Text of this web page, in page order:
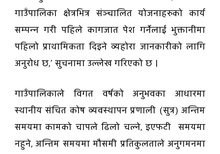
गाउँपालिका क्षेत्रभित्र संञ्चालित योजनाहरुको कार्य
सम्पन्न गरी पहिले कागजात पेश गर्नेलाई भुक्तानीमा
पहिलो प्राथामिकता दिइने व्यहोरा जानकारीको लागि
अनुरोध छ,’ सुचनामा उल्लेख गरिएको छ ।
गाउँपालिकाले विगत वर्षको अनुभवका आधारमा
स्थानीय संचित कोष व्यवस्थापन प्रणाली (सुत्र) अन्तिम
समयमा कामको चापले ढिलो चल्ने, इएफटी समयमा
नहुने, अन्तिम समयमा मौसमी प्रतिकुलताले अनुगमनमा